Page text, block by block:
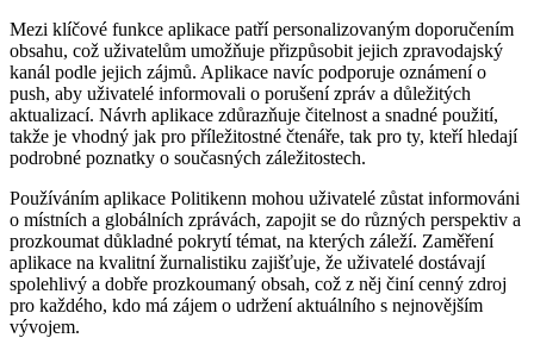
Mezi klíčové funkce aplikace patří personalizovaným doporučením
obsahu, což uživatelům umožňuje přizpůsobit jejich zpravodajský
kanál podle jejich zájmů. Aplikace navíc podporuje oznámení o
push, aby uživatelé informovali o porušení zpráv a důležitých
aktualizací. Návrh aplikace zdůrazňuje čitelnost a snadné použití,
takže je vhodný jak pro příležitostné čtenáře, tak pro ty, kteří hledají
podrobné poznatky o současných záležitostech.
Používáním aplikace Politikenn mohou uživatelé zůstat informováni
o místních a globálních zprávách, zapojit se do různých perspektiv a
prozkoumat důkladné pokrytí témat, na kterých záleží. Zaměření
aplikace na kvalitní žurnalistiku zajišťuje, že uživatelé dostávají
spolehlivý a dobře prozkoumaný obsah, což z něj činí cenný zdroj
pro každého, kdo má zájem o udržení aktuálního s nejnovějším
vývojem.